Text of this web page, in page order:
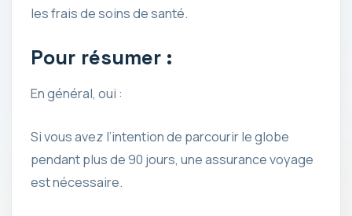
les frais de soins de santé.
Pour résumer :
En général, oui :
Si vous avez l’intention de parcourir le globe
pendant plus de 90 jours, une assurance voyage
est nécessaire.